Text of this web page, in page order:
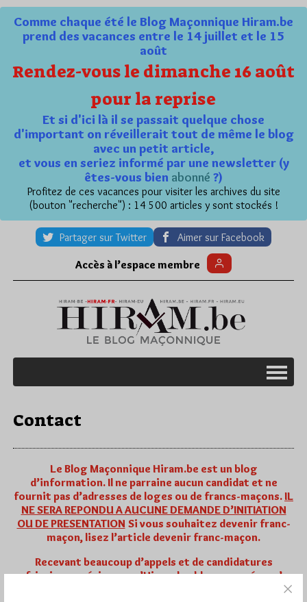
Comme chaque été le Blog Maçonnique Hiram.be
prend des vacances entre le 14 juillet et le 15
août
Rendez-vous le dimanche 16 août
pour la reprise
Et si d'ici là il se passait quelque chose
d'important on réveillerait tout de même le blog
avec un petit article,
et vous en seriez informé par une newsletter (y
êtes-vous bien abonné ?)
Profitez de ces vacances pour visiter les archives du site
(bouton "recherche") : 14 500 articles y sont stockés !
Partager sur Twitter Aimer sur Facebook
Accès à l’espace membre
Contact
Le Blog Maçonnique Hiram.be est un blog
d’information. Il ne parraine aucun candidat et ne
fournit pas d’adresses de loges ou de francs-maçons. IL
NE SERA REPONDU A AUCUNE DEMANDE D’INITIATION
OU DE PRESENTATION Si vous souhaitez devenir franc-
maçon, lisez l’article devenir franc-maçon.
Recevant beaucoup d’appels et de candidatures
africaines, précisons qu’Hiram.be, blog européen, n’a
pas de connaissance ni de relation avec les obédiences